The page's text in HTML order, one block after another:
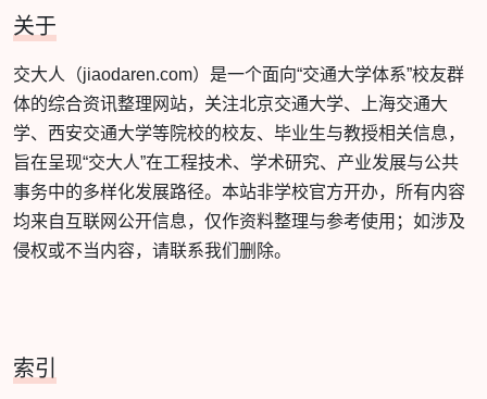
关于
交大人（jiaodaren.com）是一个面向“交通大学体系”校友群
体的综合资讯整理网站，关注北京交通大学、上海交通大
学、西安交通大学等院校的校友、毕业生与教授相关信息，
旨在呈现“交大人”在工程技术、学术研究、产业发展与公共
事务中的多样化发展路径。本站非学校官方开办，所有内容
均来自互联网公开信息，仅作资料整理与参考使用；如涉及
侵权或不当内容，请联系我们删除。
索引